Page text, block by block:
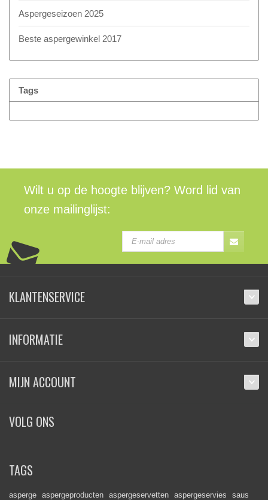
Aspergeseizoen 2025
Beste aspergewinkel 2017
Tags
Wilt u op de hoogte blijven? Word lid van
onze mailinglijst:
KLANTENSERVICE
INFORMATIE
MIJN ACCOUNT
VOLG ONS
TAGS
asperge aspergeproducten aspergeservetten aspergeservies saus